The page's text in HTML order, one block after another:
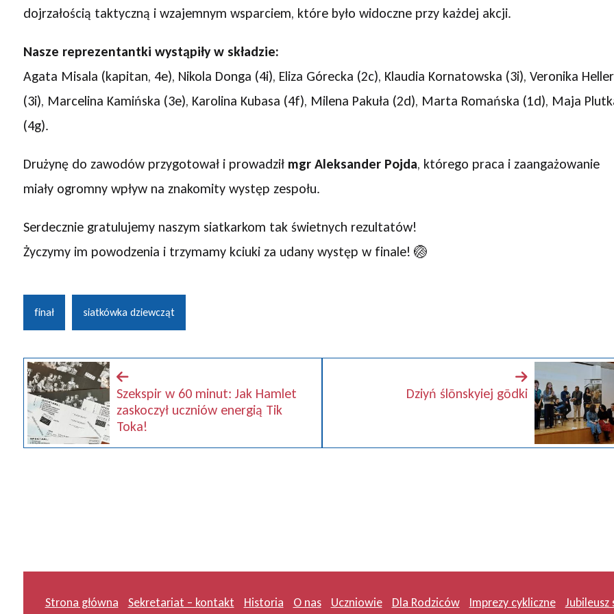
dojrzałością taktyczną i wzajemnym wsparciem, które było widoczne przy każdej akcji.
Nasze reprezentantki wystąpiły w składzie:
Agata Misala (kapitan, 4e), Nikola Donga (4i), Eliza Górecka (2c), Klaudia Kornatowska (3i), Veronika Heller
(3i), Marcelina Kamińska (3e), Karolina Kubasa (4f), Milena Pakuła (2d), Marta Romańska (1d), Maja
(4g).
Drużynę do zawodów przygotował i prowadził mgr Aleksander Pojda, którego praca i zaangażowanie
miały ogromny wpływ na znakomity występ zespołu.
Serdecznie gratulujemy naszym siatkarkom tak świetnych rezultatów!
Życzymy im powodzenia i trzymamy kciuki za udany występ w finale! 🏐
finał siatkówka dziewcząt
Szekspir w 60 minut: Jak Hamlet
zaskoczył uczniów energią Tik
Toka!
Dziyń ślōnskyiej gōdki
Strona główna Sekretariat – kontakt Historia O nas Uczniowie Dla Rodziców Imprezy cykliczne Jubileusz